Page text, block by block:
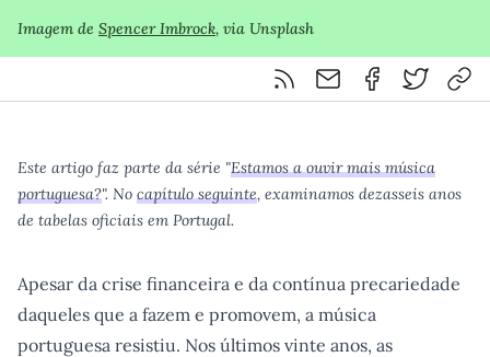
Imagem de Spencer Imbrock, via Unsplash
Feed RSS
Partilhar por email
Partilhar por
Partilhar
Este artigo faz parte da série "Estamos a ouvir mais música
portuguesa?". No capítulo seguinte, examinamos dezasseis anos
de tabelas oficiais em Portugal.
Apesar da crise financeira e da contínua precariedade
daqueles que a fazem e promovem, a música
portuguesa resistiu. Nos últimos vinte anos, as